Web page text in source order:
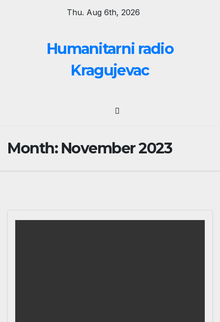
Thu. Aug 6th, 2026
Humanitarni radio
Kragujevac
Month: November 2023